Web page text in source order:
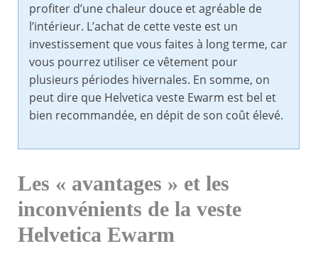
profiter d’une chaleur douce et agréable de
l’intérieur. L’achat de cette veste est un
investissement que vous faites à long terme, car
vous pourrez utiliser ce vêtement pour
plusieurs périodes hivernales. En somme, on
peut dire que Helvetica veste Ewarm est bel et
bien recommandée, en dépit de son coût élevé.
Les « avantages » et les
inconvénients de la veste
Helvetica Ewarm